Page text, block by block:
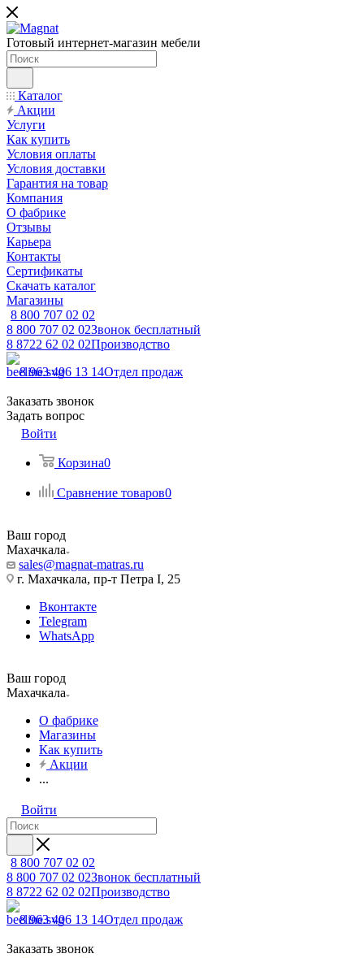
Готовый интернет-магазин мебели
Каталог
Акции
Услуги
Как купить
Условия оплаты
Условия доставки
Гарантия на товар
Компания
О фабрике
Отзывы
Карьера
Контакты
Сертификаты
Скачать каталог
Магазины
8 800 707 02 02
8 800 707 02 02Звонок бесплатный
8 8722 62 02 02Производство
8 963 406 13 14Отдел продаж
Заказать звонок
Задать вопрос
Войти
Корзина0
Сравнение товаров0
Ваш город
Махачкала
sales@magnat-matras.ru
г. Махачкала, пр-т Петра I, 25
Вконтакте
Telegram
WhatsApp
Ваш город
Махачкала
О фабрике
Магазины
Как купить
Акции
...
Войти
8 800 707 02 02
8 800 707 02 02Звонок бесплатный
8 8722 62 02 02Производство
8 963 406 13 14Отдел продаж
Заказать звонок